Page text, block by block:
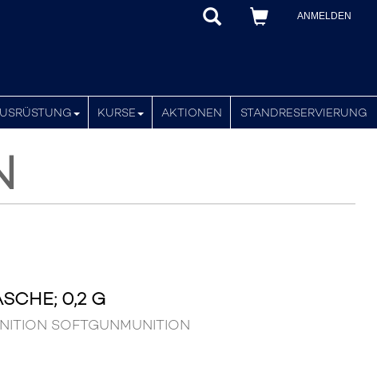
ANMELDEN
KURSE AKTIONEN STANDRESERVIERUNG
0,2 G
SOFTGUNMUNITION